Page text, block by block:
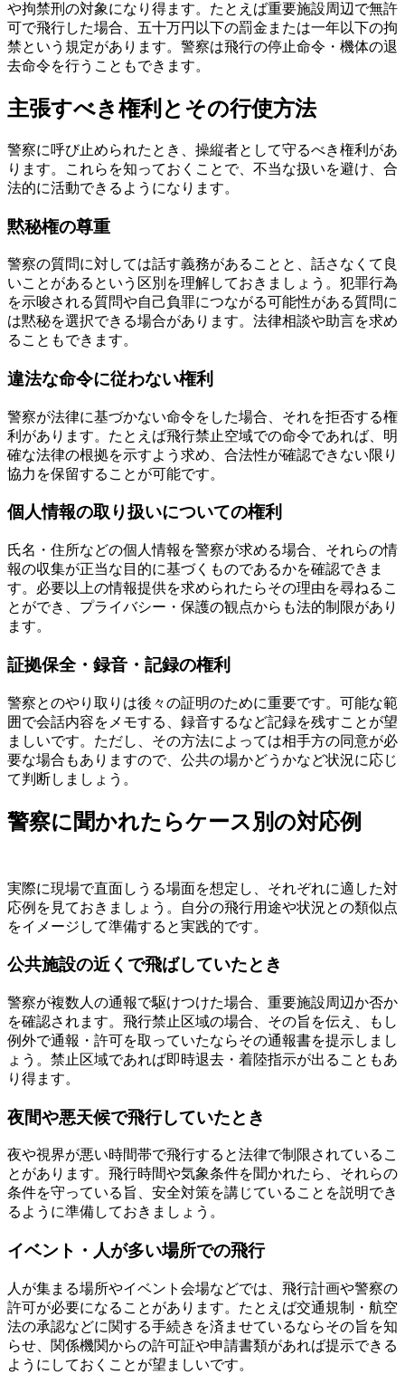
や拘禁刑の対象になり得ます。たとえば重要施設周辺で無許
可で飛行した場合、五十万円以下の罰金または一年以下の拘
禁という規定があります。警察は飛行の停止命令・機体の退
去命令を行うこともできます。
主張すべき権利とその行使方法
警察に呼び止められたとき、操縦者として守るべき権利があ
ります。これらを知っておくことで、不当な扱いを避け、合
法的に活動できるようになります。
黙秘権の尊重
警察の質問に対しては話す義務があることと、話さなくて良
いことがあるという区別を理解しておきましょう。犯罪行為
を示唆される質問や自己負罪につながる可能性がある質問に
は黙秘を選択できる場合があります。法律相談や助言を求め
ることもできます。
違法な命令に従わない権利
警察が法律に基づかない命令をした場合、それを拒否する権
利があります。たとえば飛行禁止空域での命令であれば、明
確な法律の根拠を示すよう求め、合法性が確認できない限り
協力を保留することが可能です。
個人情報の取り扱いについての権利
氏名・住所などの個人情報を警察が求める場合、それらの情
報の収集が正当な目的に基づくものであるかを確認できま
す。必要以上の情報提供を求められたらその理由を尋ねるこ
とができ、プライバシー・保護の観点からも法的制限があり
ます。
証拠保全・録音・記録の権利
警察とのやり取りは後々の証明のために重要です。可能な範
囲で会話内容をメモする、録音するなど記録を残すことが望
ましいです。ただし、その方法によっては相手方の同意が必
要な場合もありますので、公共の場かどうかなど状況に応じ
て判断しましょう。
警察に聞かれたらケース別の対応例
実際に現場で直面しうる場面を想定し、それぞれに適した対
応例を見ておきましょう。自分の飛行用途や状況との類似点
をイメージして準備すると実践的です。
公共施設の近くで飛ばしていたとき
警察が複数人の通報で駆けつけた場合、重要施設周辺か否か
を確認されます。飛行禁止区域の場合、その旨を伝え、もし
例外で通報・許可を取っていたならその通報書を提示しまし
ょう。禁止区域であれば即時退去・着陸指示が出ることもあ
り得ます。
夜間や悪天候で飛行していたとき
夜や視界が悪い時間帯で飛行すると法律で制限されているこ
とがあります。飛行時間や気象条件を聞かれたら、それらの
条件を守っている旨、安全対策を講じていることを説明でき
るように準備しておきましょう。
イベント・人が多い場所での飛行
人が集まる場所やイベント会場などでは、飛行計画や警察の
許可が必要になることがあります。たとえば交通規制・航空
法の承認などに関する手続きを済ませているならその旨を知
らせ、関係機関からの許可証や申請書類があれば提示できる
ようにしておくことが望ましいです。